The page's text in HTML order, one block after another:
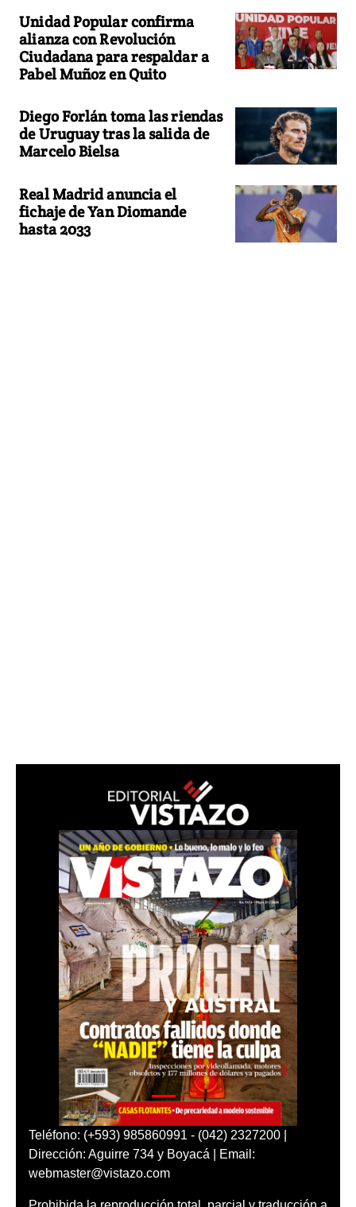
Unidad Popular confirma
alianza con Revolución
Ciudadana para respaldar a
Pabel Muñoz en Quito
Diego Forlán toma las riendas
de Uruguay tras la salida de
Marcelo Bielsa
Real Madrid anuncia el
fichaje de Yan Diomande
hasta 2033
Teléfono: (+593) 985860991 - (042) 2327200 |
Dirección: Aguirre 734 y Boyacá | Email:
webmaster@vistazo.com